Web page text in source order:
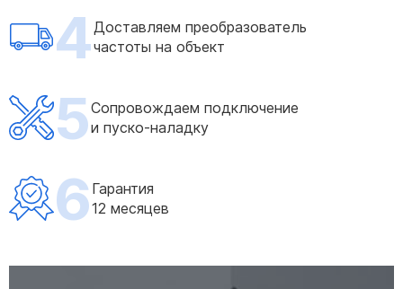
4Доставляем преобразователь
частоты на объект
5Сопровождаем подключение
и пуско-наладку
6 Гарантия
12 месяцев